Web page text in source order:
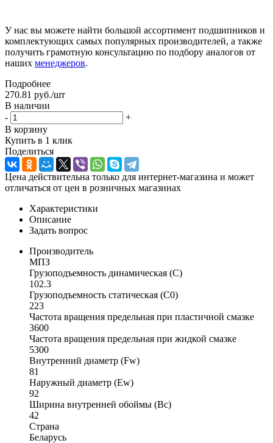
У нас вы можете найти большой ассортимент подшипников и
комплектующих самых популярных производителей, а также
получить грамотную консультацию по подбору аналогов от
наших менеджеров.
Подробнее
270.81 руб./шт
В наличии
-
+
В корзину
Купить в 1 клик
Поделиться
Цена действительна только для интернет-магазина и может
отличаться от цен в розничных магазинах
Характеристики
Описание
Задать вопрос
Производитель
МПЗ
Грузоподъемность динамическая (C)
102.3
Грузоподъемность статическая (C0)
223
Частота вращения предельная при пластичной смазке
3600
Частота вращения предельная при жидкой смазке
5300
Внутренний диаметр (Fw)
81
Наружный диаметр (Ew)
92
Ширина внутренней обоймы (Bc)
42
Страна
Беларусь